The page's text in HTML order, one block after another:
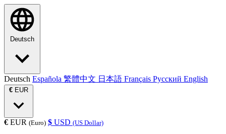
Deutsch
Deutsch Española 繁體中文 日本語 Français Русский English
€ EUR
€ EUR (Euro) $ USD (US Dollar)